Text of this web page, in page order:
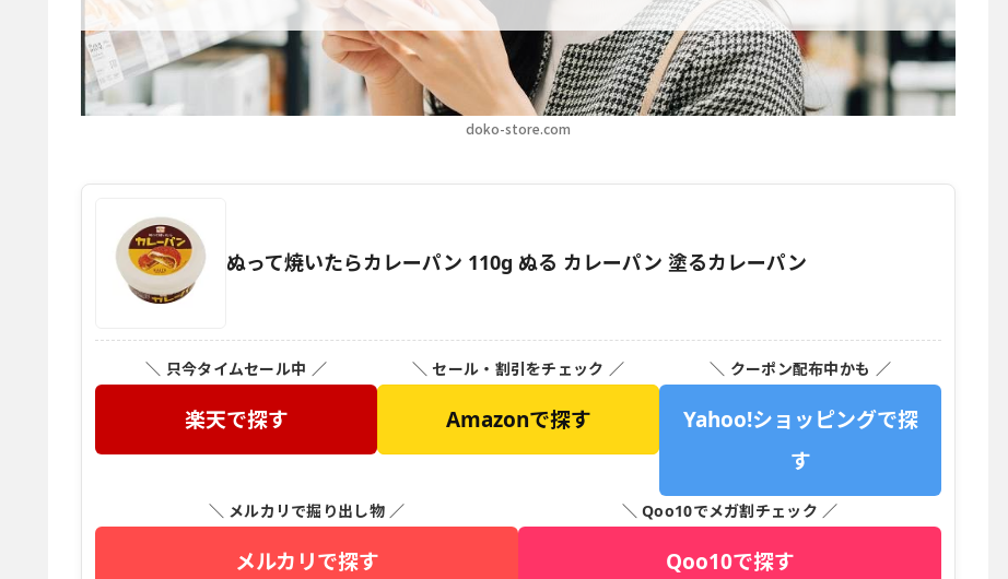
doko-store.com
ぬって焼いたらカレーパン 110g ぬる カレーパン 塗るカレーパン
＼ 只今タイムセール中 ／
楽天で探す
＼ セール・割引をチェック ／
Amazonで探す
＼ クーポン配布中かも ／
Yahoo!ショッピングで探
す
＼ メルカリで掘り出し物 ／
メルカリで探す
＼ Qoo10でメガ割チェック ／
Qoo10で探す